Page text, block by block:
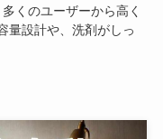
くのユーザーから高く
量設計や、洗剤がしっ